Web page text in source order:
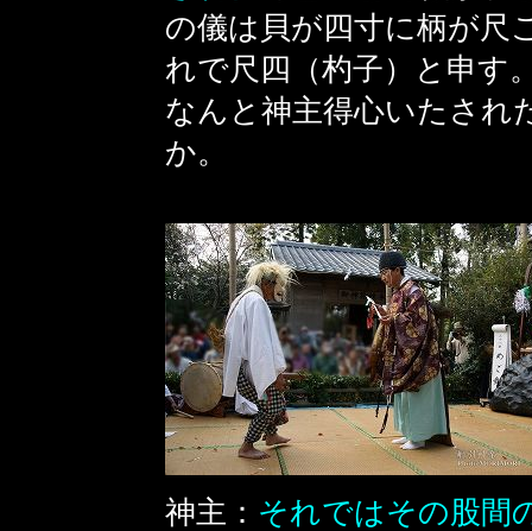
の儀は貝が四寸に柄が尺
れで尺四（杓子）と申す
なんと神主得心いたされ
か。
神主： それではその股間